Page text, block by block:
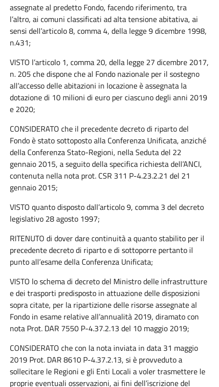
assegnate al predetto Fondo, facendo riferimento, tra
l’altro, ai comuni classificati ad alta tensione abitativa, ai
sensi dell’articolo 8, comma 4, della legge 9 dicembre 1998,
n.431;
VISTO l’articolo 1, comma 20, della legge 27 dicembre 2017,
n. 205 che dispone che al Fondo nazionale per il sostegno
all’accesso delle abitazioni in locazione è assegnata la
dotazione di 10 milioni di euro per ciascuno degli anni 2019
e 2020;
CONSIDERATO che il precedente decreto di riparto del
Fondo è stato sottoposto alla Conferenza Unificata, anziché
della Conferenza Stato-Regioni, nella Seduta del 22
gennaio 2015, a seguito della specifica richiesta dell’ANCI,
contenuta nella nota prot. CSR 311 P-4.23.2.21 del 21
gennaio 2015;
VISTO quanto disposto dall’articolo 9, comma 3 del decreto
legislativo 28 agosto 1997;
RITENUTO di dover dare continuità a quanto stabilito per il
precedente decreto di riparto e di sottoporre pertanto il
punto all’esame della Conferenza Unificata;
VISTO lo schema di decreto del Ministro delle infrastrutture
e dei trasporti predisposto in attuazione delle disposizioni
sopra citate, per la ripartizione delle risorse assegnate al
Fondo in esame relative all’annualità 2019, diramato con
nota Prot. DAR 7550 P-4.37.2.13 del 10 maggio 2019;
CONSIDERATO che con la nota inviata in data 31 maggio
2019 Prot. DAR 8610 P-4.37.2.13, si è provveduto a
sollecitare le Regioni e gli Enti Locali a voler trasmettere le
proprie eventuali osservazioni, ai fini dell’iscrizione del